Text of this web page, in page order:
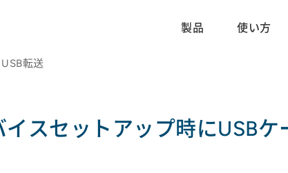
製品 使い方
転送
スセットアップ時にUSB